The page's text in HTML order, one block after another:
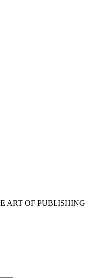
ART OF PUBLISHING